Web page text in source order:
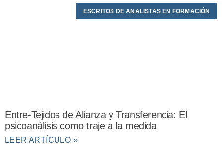
ESCRITOS DE ANALISTAS EN FORMACIÓN
Entre-Tejidos de Alianza y Transferencia: El
psicoanálisis como traje a la medida
LEER ARTÍCULO »